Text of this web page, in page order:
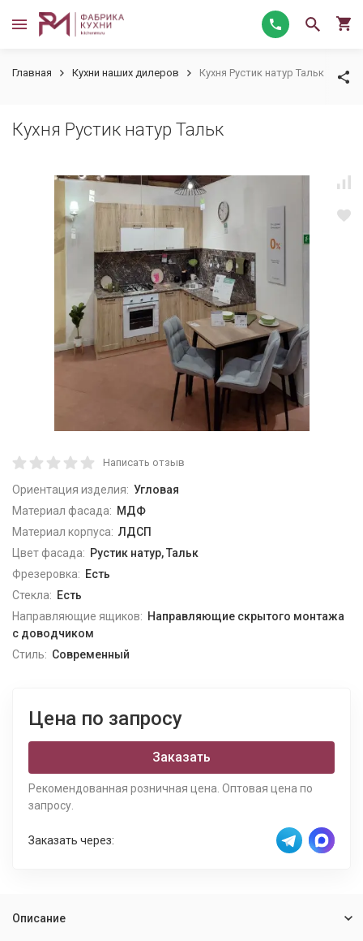
Главная Кухни наших дилеров Кухня Рустик натур Тальк
Кухня Рустик натур Тальк
Написать отзыв
Ориентация изделия: Угловая
Материал фасада: МДФ
Материал корпуса: ЛДСП
Цвет фасада: Рустик натур, Тальк
Фрезеровка: Есть
Стекла: Есть
Направляющие ящиков: Направляющие скрытого монтажа
с доводчиком
Стиль: Современный
Цена по запросу
Заказать
Рекомендованная розничная цена. Оптовая цена по
запросу.
Заказать через:
Описание